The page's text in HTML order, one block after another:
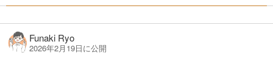
Funaki Ryo
2026年2月19日に公開